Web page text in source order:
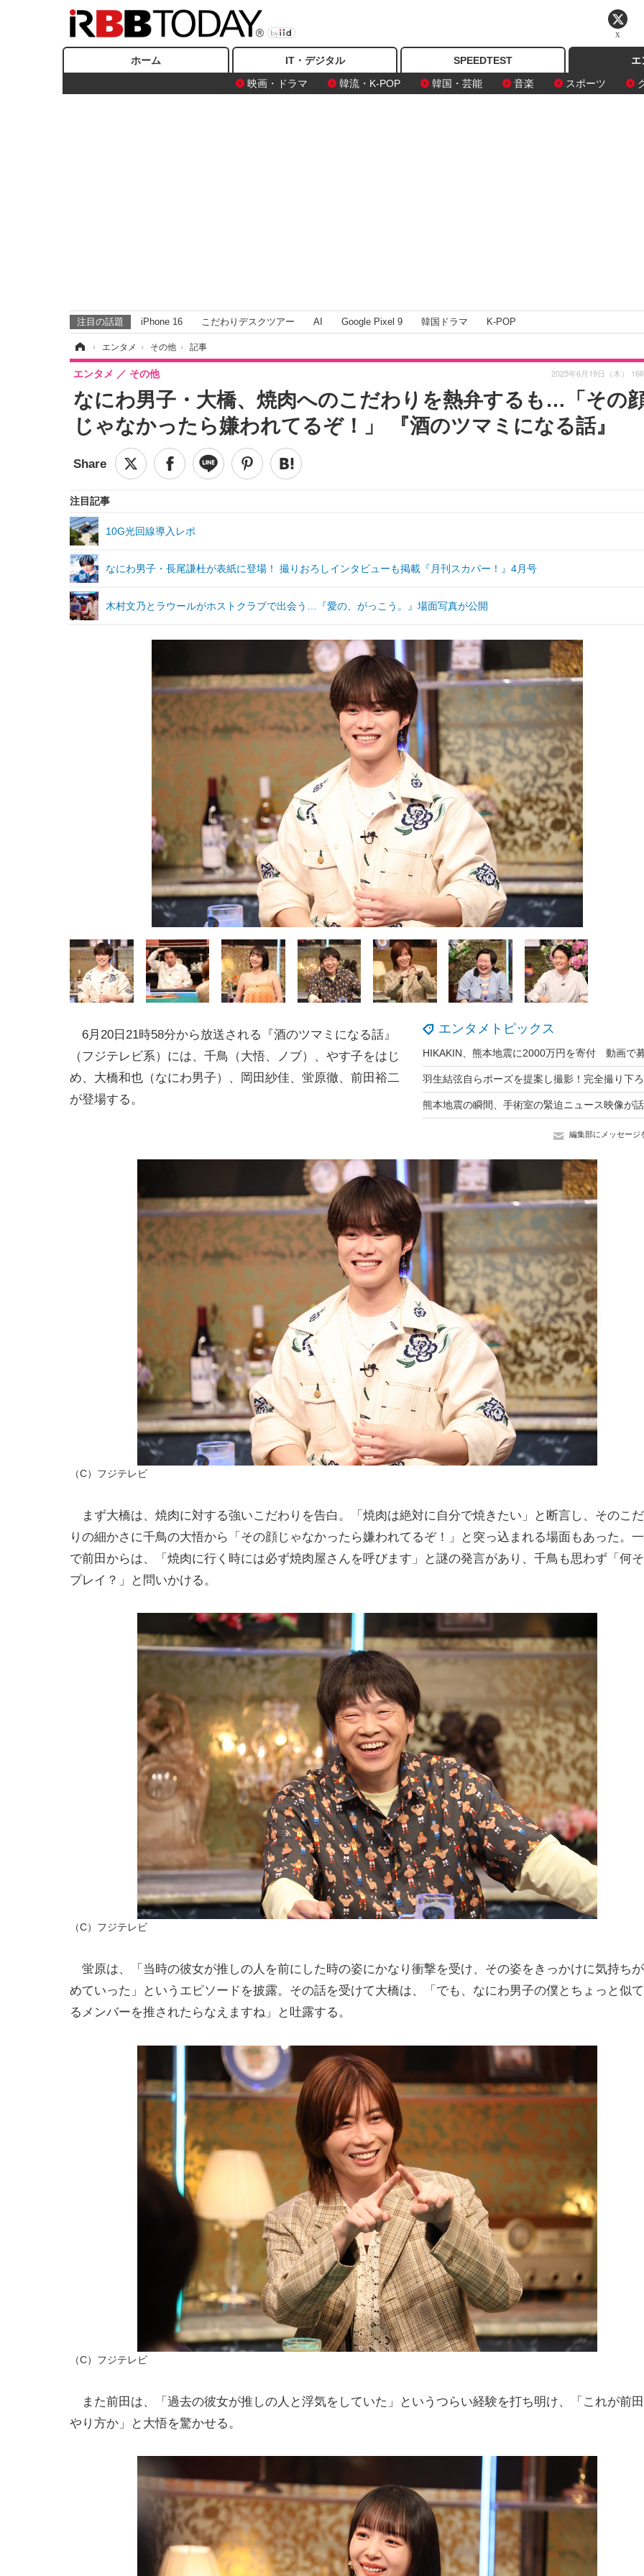
ホーム IT・デジタル SPEEDTEST
エ
映画・ドラマ
韓流・K-POP 韓国・芸能 音楽 スポーツ
注目の話題 iPhone 16 こだわりデスクツアー AI Google Pixel 9 韓国ドラマ K-POP
› エンタメ › その他 › 記事
なにわ男子・大橋、焼肉へのこだわりを熱弁するも…「その
じゃなかったら嫌われてるぞ！」 『酒のツマミになる話』
エンタメ その他 2025年6月19日（木） 16
注目記事
10G光回線導入レポ
なにわ男子・長尾謙杜が表紙に登場！ 撮りおろしインタビューも掲載『月刊スカパー！』4月号
木村文乃とラウールがホストクラブで出会う…『愛の、がっこう。』場面写真が公開
エンタメトピックス
編集部にメッセージ
6月20日21時58分から放送される『酒のツマミになる話』
（フジテレビ系）には、千鳥（大悟、ノブ）、やす子をはじ
め、大橋和也（なにわ男子）、岡田紗佳、蛍原徹、前田裕二
が登場する。
（C）フジテレビ
まず大橋は、焼肉に対する強いこだわりを告白。「焼肉は絶対に自分で焼きたい」と断言し、そのこ
りの細かさに千鳥の大悟から「その顔じゃなかったら嫌われてるぞ！」と突っ込まれる場面もあった。
で前田からは、「焼肉に行く時には必ず焼肉屋さんを呼びます」と謎の発言があり、千鳥も思わず「何
プレイ？」と問いかける。
（C）フジテレビ
蛍原は、「当時の彼女が推しの人を前にした時の姿にかなり衝撃を受け、その姿をきっかけに気持ち
めていった」というエピソードを披露。その話を受けて大橋は、「でも、なにわ男子の僕とちょっと似
るメンバーを推されたらなえますね」と吐露する。
（C）フジテレビ
また前田は、「過去の彼女が推しの人と浮気をしていた」というつらい経験を打ち明け、「これが前
やり方か」と大悟を驚かせる。
X